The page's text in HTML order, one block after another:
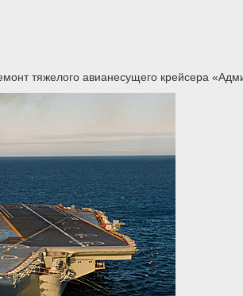
тяжелого авианесущего крейсера